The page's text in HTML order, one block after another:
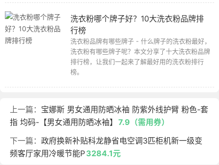
洗衣粉哪个牌子好？10大洗衣粉品牌排
行榜
洗衣粉品牌有哪些牌子 - 什么牌子的洗衣粉最好，
洗衣粉有哪些牌子呢？本文分享了十大洗衣粉品牌
排行榜，让我们一起来了解最好用的洗衣粉排行
榜。
上一篇： 宝娜斯 男女通用防晒冰袖 防紫外线护臂 粉色-套
指 均码-【男女通用防晒冰袖】 7.9（需用券）
下一篇： 政府换新补贴科龙静省电空调3匹柜机新一级变
频客厅家用冷暖节能P3284.1元